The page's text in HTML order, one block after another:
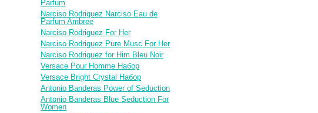
Parfum
Narciso Rodriguez Narciso Eau de
Parfum Ambree
Narciso Rodriguez For Her
Narciso Rodriguez Pure Musc For Her
Narciso Rodriguez for Him Bleu Noir
Versace Pour Homme Набор
Versace Bright Crystal Набор
Antonio Banderas Power of Seduction
Antonio Banderas Blue Seduction For
Women